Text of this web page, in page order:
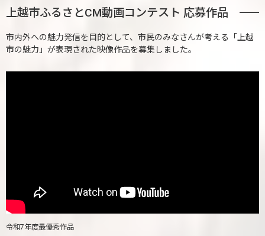
上越市ふるさとCM動画コンテスト 応募作品
市内外への魅力発信を目的として、市民のみなさんが考える「上越
市の魅力」が表現された映像作品を募集しました。
令和7年度最優秀作品